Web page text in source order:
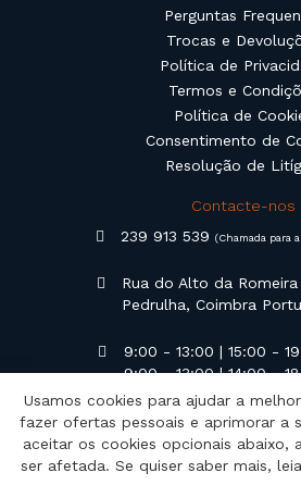
Perguntas
Trocas e
Política de
Termos e
Política de
Consentimento de
Resolução de
Contacte-nos
239 913 539(Chamada para
Rua do Alto da Romeira
Pedrulha, Coimbra
9:00 - 13:00 | 15:00 -
9:00 - 13:00 | 14:00 -
Usamos cookies para ajudar a
fazer ofertas pessoais e aprimorar a
aceitar os cookies opcionais abaixo,
ser afetada. Se quiser saber mais,